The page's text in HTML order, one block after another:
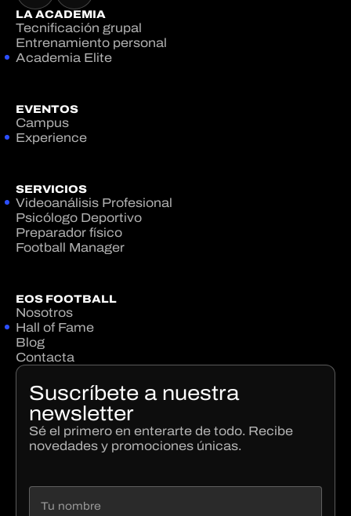
LA ACADEMIA
Tecnificación grupal
Entrenamiento personal
Academia Elite
EVENTOS
Campus
Experience
SERVICIOS
Videoanálisis Profesional
Psicólogo Deportivo
Preparador físico
Football Manager
EOS FOOTBALL
Nosotros
Hall of Fame
Blog
Contacta
Suscríbete a nuestra
newsletter
Sé el primero en enterarte de todo. Recibe
novedades y promociones únicas.